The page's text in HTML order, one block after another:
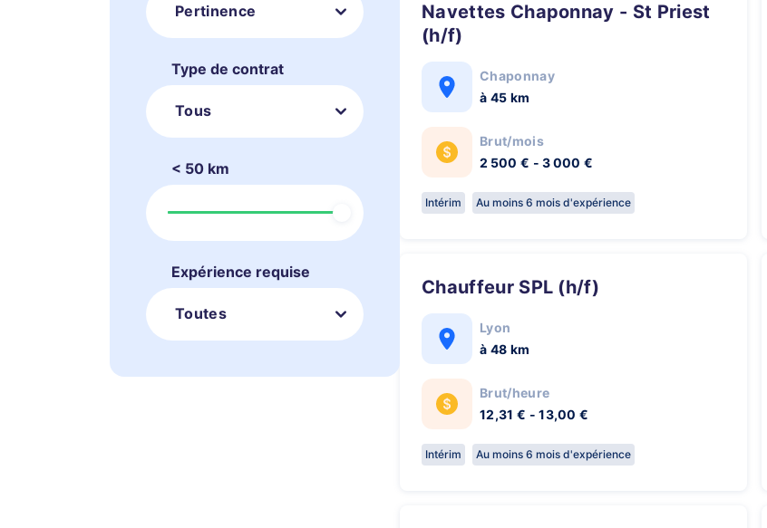
Pertinence
Type de contrat
Tous
< 50 km
Expérience requise
Toutes
Navettes Chaponnay - St Priest
(h/f)
Chaponnay
à 45 km
Brut/mois
2 500 € - 3 000 €
Intérim Au moins 6 mois d'expérience
Chauffeur SPL (h/f)
Lyon
à 48 km
Brut/heure
12,31 € - 13,00 €
Intérim Au moins 6 mois d'expérience